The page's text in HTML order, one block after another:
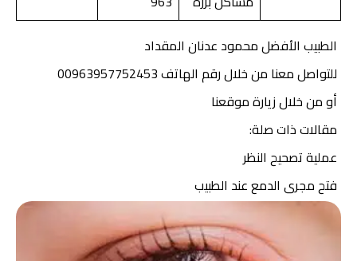
الطبيب الأفضل محمود عدنان المقداد
للتواصل معنا من خلال رقم الهاتف 00963957752453
أو من خلال زيارة موقعنا
مقالات ذات صلة:
عملية تصحيح النظر
فتح مجرى الدمع عند الطبيب